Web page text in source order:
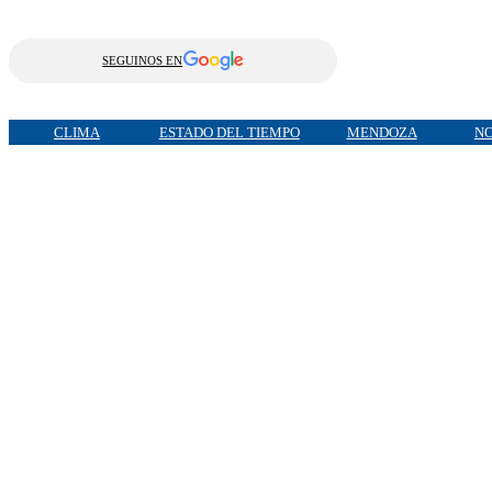
SEGUINOS EN
CLIMA ESTADO DEL TIEMPO MENDOZA